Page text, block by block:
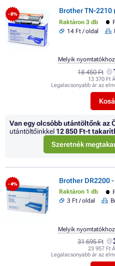
- 8% Brother TN-2210
Raktáron 3 db
14 Ft / oldal
18 450 Ft
13 370 Ft
Legalacsonyabb ár az
Melyik
Van egy olcsóbb utántöltőnk az
utántöltőinkkel 12 850 Ft-t
Szeretnék
- 4% Brother DR2200
Raktáron 1 db
3 Ft / oldal
31 695 Ft
23 957 Ft
Legalacsonyabb ár az
Melyik